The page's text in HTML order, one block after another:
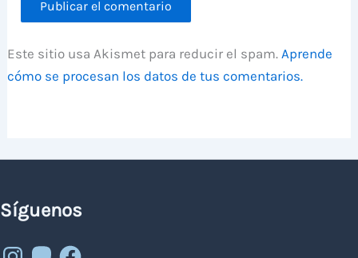
Este sitio usa Akismet para reducir el spam.Aprende
cómo se procesan los datos de tus comentarios.
Síguenos
Instagram
MastodonFacebook